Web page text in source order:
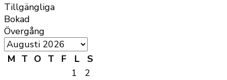
Tillgängliga
Bokad
Övergång
M T O T F L
S
1
2